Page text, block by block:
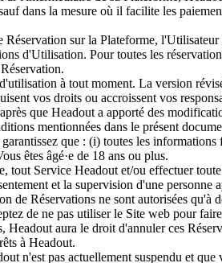
dans la mesure où il facilite les
sur la Plateforme,
d'Utilisation. Pour toutes les
à tout moment. La version
vos droits ou accroissent vos
que Headout a apporté des
mentionnées dans le présent
que : (i) toutes les
êtes âgé·e de 18 ans ou plus.
tout Service Headout et/ou effectuer
et la supervision d'une
de Réservations ne sont autorisées
de ne pas utiliser le Site web pour
aura le droit d'annuler ces
à Headout.
n'est pas actuellement suspendu et